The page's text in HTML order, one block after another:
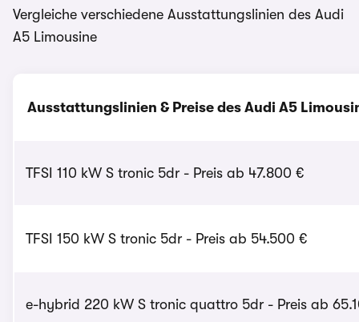
Vergleiche verschiedene Ausstattungslinien des Audi
A5 Limousine
Ausstattungslinien & Preise des Audi A5
TFSI 110 kW S tronic 5dr - Preis ab 47.800 €
TFSI 150 kW S tronic 5dr - Preis ab 54.500 €
e-hybrid 220 kW S tronic quattro 5dr - Preis ab